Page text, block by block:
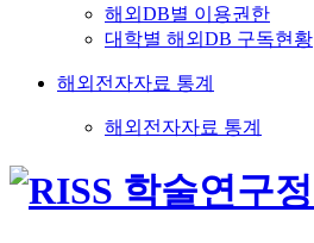
해외DB별 이용권한
대학별 해외DB 구독현황
해외전자자료 통계
해외전자자료 통계